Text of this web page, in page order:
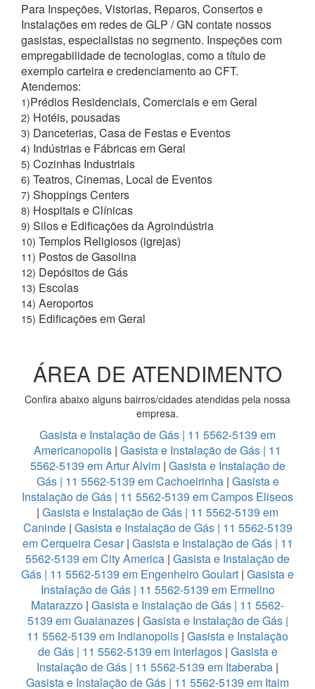
Para Inspeções, Vistorias, Reparos, Consertos e
Instalações em redes de GLP / GN contate nossos
gasistas, especialistas no segmento. Inspeções com
empregabilidade de tecnologias, como a título de
exemplo carteira e credenciamento ao CFT.
Atendemos:
1)Prédios Residenciais, Comerciais e em Geral
2) Hotéis, pousadas
3) Danceterias, Casa de Festas e Eventos
4) Indústrias e Fábricas em Geral
5) Cozinhas Industriais
6) Teatros, Cinemas, Local de Eventos
7) Shoppings Centers
8) Hospitais e Clínicas
9) Silos e Edificações da Agroindústria
10) Templos Religiosos (igrejas)
11) Postos de Gasolina
12) Depósitos de Gás
13) Escolas
14) Aeroportos
15) Edificações em Geral
ÁREA DE ATENDIMENTO
Confira abaixo alguns bairros/cidades atendidas pela nossa
empresa.
Gasista e Instalação de Gás | 11 5562-5139 em
Americanopolis | Gasista e Instalação de Gás | 11
5562-5139 em Artur Alvim | Gasista e Instalação de
Gás | 11 5562-5139 em Cachoeirinha| Gasista e
Instalação de Gás | 11 5562-5139 em Campos Eliseos
| Gasista e Instalação de Gás | 11 5562-5139 em
Caninde| Gasista e Instalação de Gás | 11 5562-5139
em Cerqueira Cesar| Gasista e Instalação de Gás | 11
5562-5139 em City America | Gasista e Instalação de
Gás | 11 5562-5139 em Engenheiro Goulart | Gasista e
Instalação de Gás | 11 5562-5139 em Ermelino
Matarazzo | Gasista e Instalação de Gás | 11 5562-
5139 em Guaianazes| Gasista e Instalação de Gás |
11 5562-5139 em Indianopolis | Gasista e Instalação
de Gás | 11 5562-5139 em Interlagos| Gasista e
Instalação de Gás | 11 5562-5139 em Itaberaba |
Gasista e Instalação de Gás | 11 5562-5139 em Itaim